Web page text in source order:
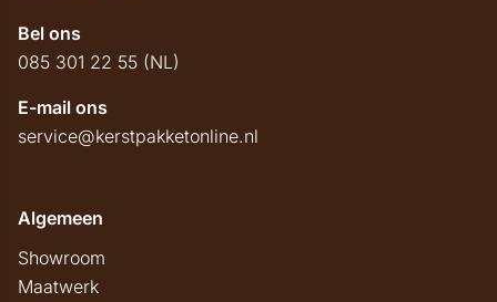
Bel ons
085 301 22 55 (NL)
E-mail ons
service@kerstpakketonline.nl
Algemeen
Showroom
Maatwerk